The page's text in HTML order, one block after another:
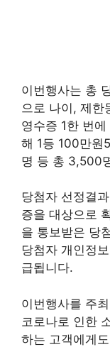
이번행사는 총
으로 나이, 제한
영수증 1한 번
해 1등 100만
명 등 총 3,500
당첨자 선정결
증을 대상으로
을 통보받은 당
당첨자 개인정
급됩니다.
이번행사를 주
코로나로 인한
하는 고객에게